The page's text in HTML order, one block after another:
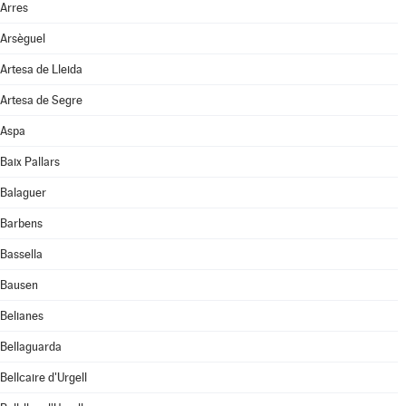
Arres
Arsèguel
Artesa de Lleida
Artesa de Segre
Aspa
Baix Pallars
Balaguer
Barbens
Bassella
Bausen
Belianes
Bellaguarda
Bellcaire d'Urgell